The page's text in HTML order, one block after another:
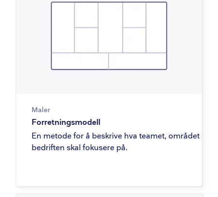
Maler
Forretningsmodell
En metode for å beskrive hva teamet, området eller
bedriften skal fokusere på.